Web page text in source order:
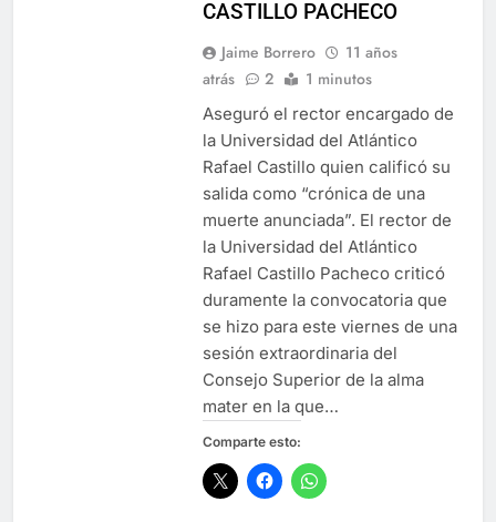
📘 Rectoría en juego – Entrega II De la
Leyton Barrios
12 Meses Atrás
Cuando la lealtad se pone a prueba:
reflexiones sobre coherencia y unidad
institucional
12 Meses Atrás
Pacto por la Excelencia: la Universidad
del Atlántico necesita continuidad
12 Meses Atrás
🎉 Hoy celebramos la vida de un
grande: Luis Carlos “El Pocho”
Rodríguez 🎉
CASTILLO PACHECO
Jaime Borrero
11 años
atrás
2 1 minutos
Aseguró el rector encargado de
la Universidad del Atlántico
Rafael Castillo quien calificó su
salida como “crónica de una
muerte anunciada”. El rector de
la Universidad del Atlántico
Rafael Castillo Pacheco criticó
duramente la convocatoria que
se hizo para este viernes de una
sesión extraordinaria del
Consejo Superior de la alma
mater en la que…
Comparte esto: